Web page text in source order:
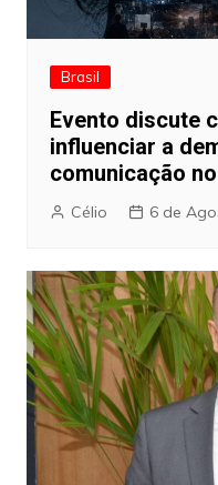
Brasil
Evento discute
influenciar a
comunicação
Célio 6 de